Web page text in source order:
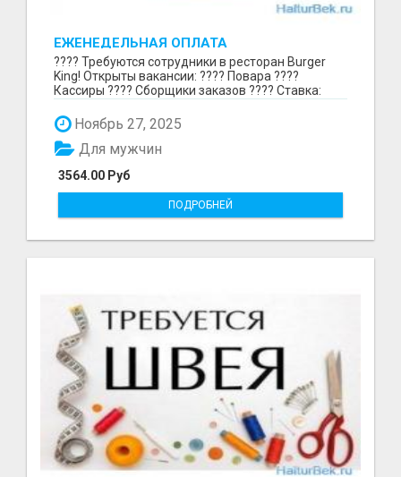
ЕЖЕНЕДЕЛЬНАЯ ОПЛАТА
???? Требуются сотрудники в ресторан Burger
King! Открыты вакансии: ???? Повара ????
Кассиры ???? Сборщики заказов ???? Ставка:
Ноябрь 27, 2025
3564.00 Руб
Для мужчин
ПОДРОБНЕЙ